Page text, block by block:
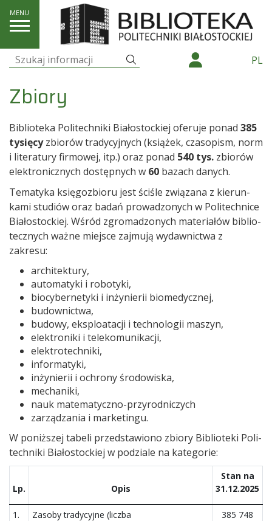
Szukaj: PL
O nas Zbiory
Zbiory
Biblio­teka Politechniki Białostockiej ofe­ruje ponad 385
tysięcyzbio­rów tra­dy­cyj­nych (ksią­żek, cza­so­pism, norm
i lite­ra­tury fir­mo­wej, itp.) oraz ponad 540 tys. zbio­rów
elek­tro­nicz­nych dostępnych w 60 bazach danych.
Tema­tyka księ­go­zbioru jest ści­śle zwią­zana z kie­run­
kami stu­diów oraz badań pro­wa­dzo­nych w Poli­tech­nice
Bia­ło­stoc­kiej. Wśród zgro­ma­dzo­nych mate­ria­łów biblio­
tecz­nych ważne miej­sce zaj­mują wydaw­nic­twa z
zakresu:
archi­tek­tury,
auto­ma­tyki i robo­tyki,
bio­cy­ber­ne­tyki i inży­nie­rii bio­me­dycz­nej,
budow­nic­twa,
budowy, eks­plo­ata­cji i tech­no­lo­gii maszyn,
elek­tro­niki i tele­ko­mu­ni­ka­cji,
elek­tro­tech­niki,
infor­ma­tyki,
inży­nie­rii i ochrony śro­do­wi­ska,
mecha­niki,
nauk mate­ma­tyczno-przy­rod­ni­czych
zarzą­dza­nia i mar­ke­tingu.
W poniższej tabeli przedstawiono zbiory Biblio­teki Poli­
tech­niki Bia­ło­stoc­kiej w podziale na kate­go­rie:
Lp. Opis
Stan na
31.12.2025
1.
Zasoby tradycyjne (liczba
385 748